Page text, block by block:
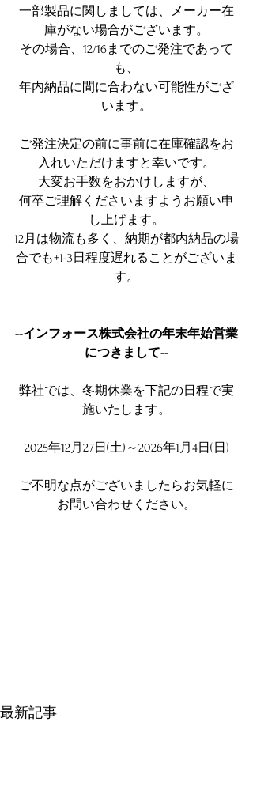
一部製品に関しましては、メーカー在
庫がない場合がございます。
その場合、12/16までのご発注であって
も、
年内納品に間に合わない可能性がござ
います。
ご発注決定の前に事前に在庫確認をお
入れいただけますと幸いです。
大変お手数をおかけしますが、
何卒ご理解くださいますようお願い申
し上げます。
12月は物流も多く、納期が都内納品の場
合でも+1-3日程度遅れることがございま
す。
--インフォース株式会社の年末年始営業
につきまして--
弊社では、冬期休業を下記の日程で実
施いたします。
2025年12月27日(土)～2026年1月4日(日)
ご不明な点がございましたらお気軽に
お問い合わせください。
最新記事